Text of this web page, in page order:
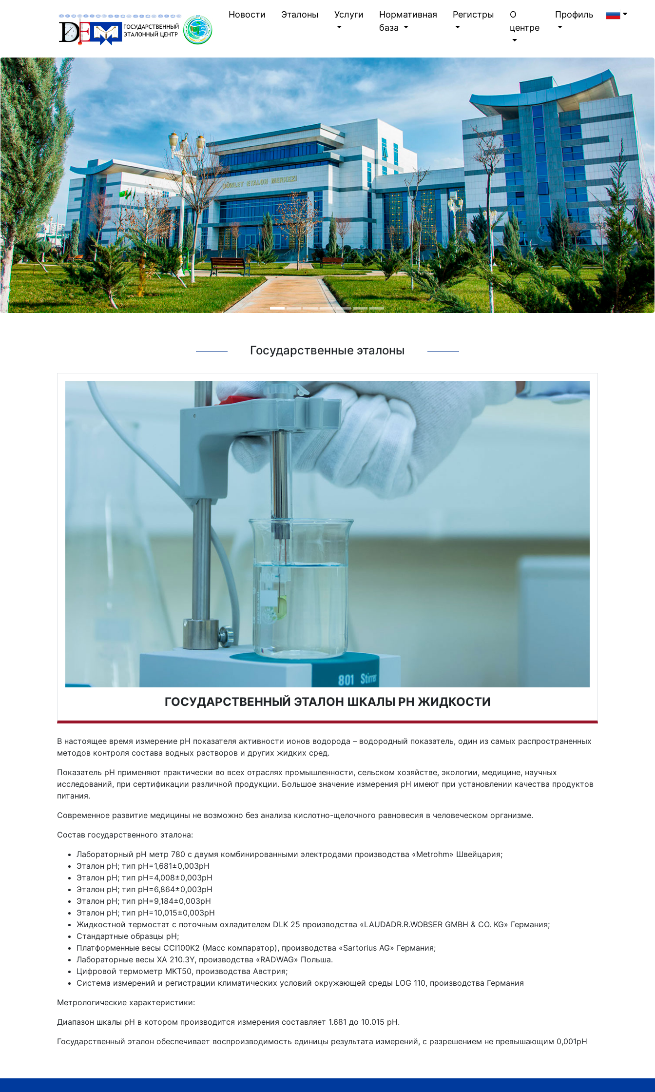
Новости (current)
Эталоны Услуги
Нормативная
база
Регистры
О
центре
Профиль
Государственные эталоны
ГОСУДАРСТВЕННЫЙ ЭТАЛОН ШКАЛЫ РН ЖИДКОСТИ
В настоящее время измерение рН показателя активности ионов водорода – водородный показатель, один из самых распространенных
методов контроля состава водных растворов и других жидких сред.
Показатель рН применяют практически во всех отраслях промышленности, сельском хозяйстве, экологии, медицине, научных
исследований, при сертификации различной продукции. Большое значение измерения рН имеют при установлении качества продуктов
питания.
Современное развитие медицины не возможно без анализа кислотно-щелочного равновесия в человеческом организме.
Состав государственного эталона:
Лабораторный рН метр 780 с двумя комбинированными электродами производства «Metrohm» Швейцария;
Эталон рН; тип рН=1,681±0,003рН
Эталон рН; тип рН=4,008±0,003рН
Эталон рН; тип рН=6,864±0,003рН
Эталон рН; тип рН=9,184±0,003рН
Эталон рН; тип рН=10,015±0,003рН
Жидкостной термостат с поточным охладителем DLK 25 производства «LAUDADR.R.WOBSER GMBH & CO. KG» Германия;
Стандартные образцы рН;
Платформенные весы CCI100K2 (Масс компаратор), производства «Sartorius AG» Германия;
Лабораторные весы XA 210.3Y, производства «RADWAG» Польша.
Цифровой термометр MKT50, производства Австрия;
Система измерений и регистрации климатических условий окружающей среды LOG 110, производства Германия
Метрологические характеристики:
Диапазон шкалы рН в котором производится измерения составляет 1.681 до 10.015 рН.
Государственный эталон обеспечивает воспроизводимость единицы результата измерений, с разрешением не превышающим 0,001рН